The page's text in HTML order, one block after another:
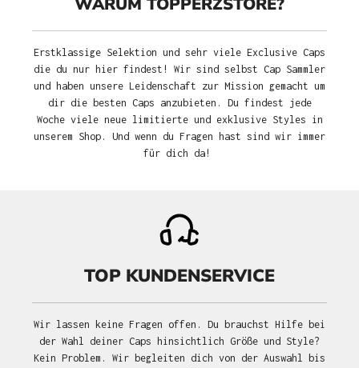
Erstklassige Selektion und sehr viele Exclusive Caps
die du nur hier findest! Wir sind selbst Cap Sammler
und haben unsere Leidenschaft zur Mission gemacht um
dir die besten Caps anzubieten. Du findest jede
Woche viele neue limitierte und exklusive Styles in
unserem Shop. Und wenn du Fragen hast sind wir immer
für dich da!
TOP KUNDENSERVICE
Wir lassen keine Fragen offen. Du brauchst Hilfe bei
der Wahl deiner Caps hinsichtlich Größe und Style?
Kein Problem. Wir begleiten dich von der Auswahl bis